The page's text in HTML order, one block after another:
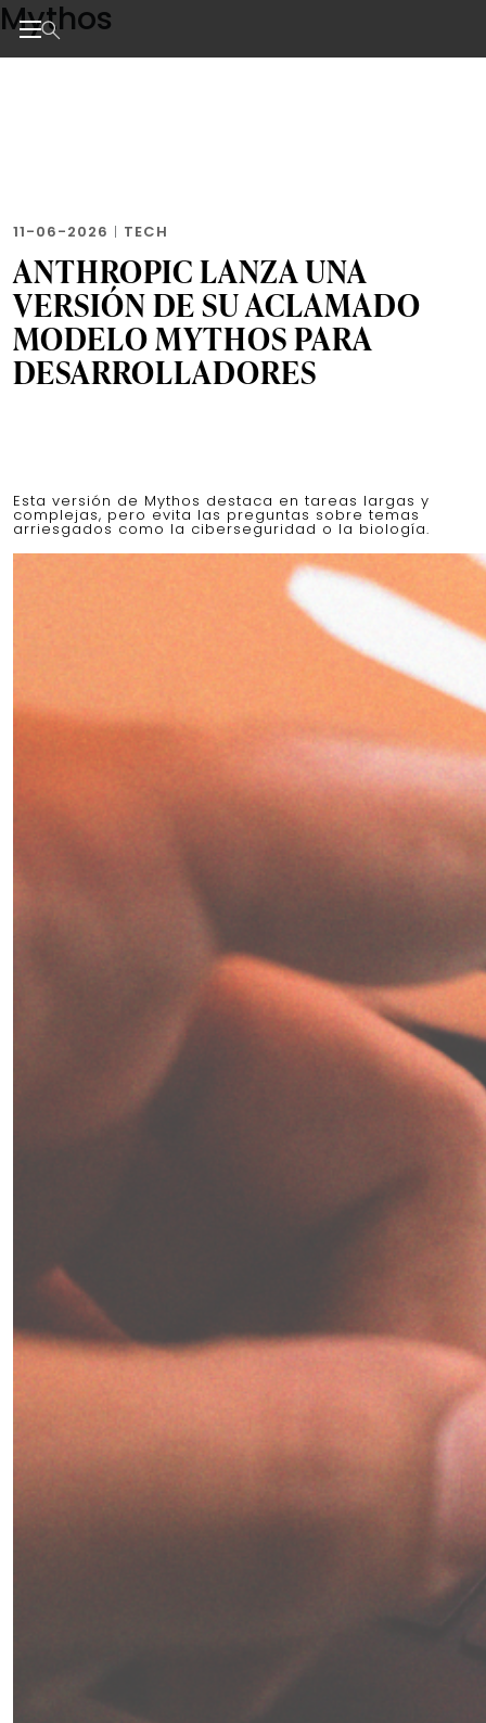
Skip
to
the
Mythos
11-06-2026 | TECH
ANTHROPIC LANZA UNA
VERSIÓN DE SU ACLAMADO
MODELO MYTHOS PARA
DESARROLLADORES
Esta versión de Mythos destaca en tareas largas y
complejas, pero evita las preguntas sobre temas
arriesgados como la ciberseguridad o la biología.